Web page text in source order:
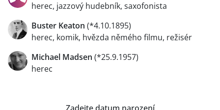
herec, jazzový hudebník, saxofonista
Buster Keaton (*4.10.1895)
herec, komik, hvězda němého filmu, režisér
Michael Madsen (*25.9.1957)
herec